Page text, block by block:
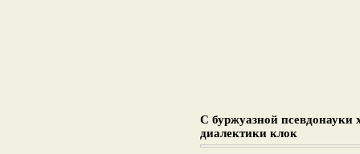
С буржуазной псевдонауки
диалектики клок